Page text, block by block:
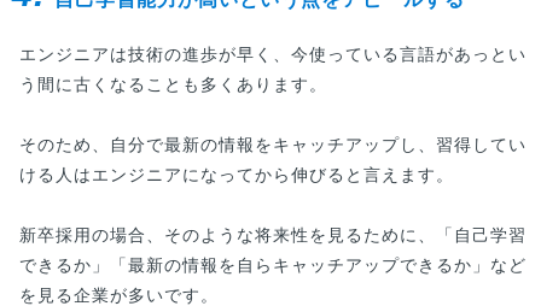
エンジニアは技術の進歩が早く、今使っている言語があっとい
う間に古くなることも多くあります。
そのため、自分で最新の情報をキャッチアップし、習得してい
ける人はエンジニアになってから伸びると言えます。
新卒採用の場合、そのような将来性を見るために、「自己学習
できるか」「最新の情報を自らキャッチアップできるか」など
を見る企業が多いです。